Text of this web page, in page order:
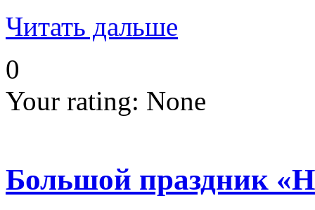
Читать дальше
0
Your rating: None
Большой праздник